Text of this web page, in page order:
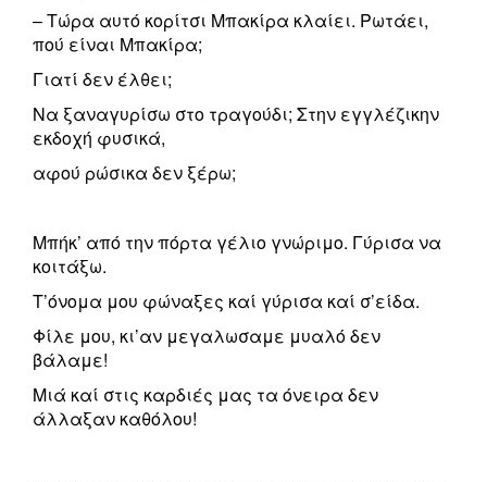
– Τώρα αυτό κορίτσι Μπακίρα κλαίει. Ρωτάει,
πού είναι Μπακίρα;
Γιατί δεν έλθει;
Να ξαναγυρίσω στο τραγούδι; Στην εγγλέζικην
εκδοχή φυσικά,
αφού ρώσικα δεν ξέρω;
Μπήκ’ από την πόρτα γέλιο γνώριμο. Γύρισα να
κοιτάξω.
Τ’όνομα μου φώναξες καί γύρισα καί σ’είδα.
Φίλε μου, κι’αν μεγαλωσαμε μυαλό δεν
βάλαμε!
Μιά καί στις καρδιές μας τα όνειρα δεν
άλλαξαν καθόλου!